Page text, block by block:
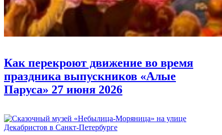
Как перекроют движение во время
праздника выпускников «Алые
Паруса» 27 июня 2026